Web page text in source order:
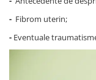
- Fibrom uterin;
- Eventuale